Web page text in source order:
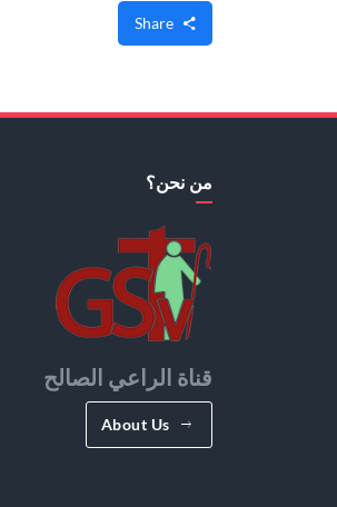
من نحن؟
قناة الراعي الصالح
About Us